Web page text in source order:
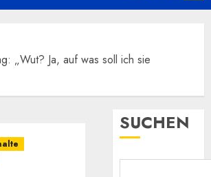
„Wut? Ja, auf was soll ich sie
SUCHEN